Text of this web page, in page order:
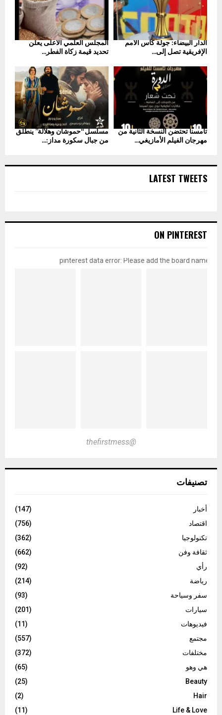
المجلس العلمي الأعلى يعلن
تحديد قيمة زكاة الفطر...
الدار البيضاء: جولة كأس الأمم
الإفريقية تصل إلى...
مسلسل “حموشان وهلالة” ينطلق
من جبال سكورة مداز:...
تامسنا تحتضن النسخة الثانية من
مهرجان الفيلم الأمازيغي...
LATEST TWEETS
ON PINTEREST
pinterest data error: Please add the board name
@thefirstmess
تصنيفات
أخبار
(147)
اقتصاد
(756)
تكنولوجيا
(362)
ثقافة وفن
(662)
رأي
(92)
رياضة
(214)
سفر وسياحة
(93)
سيارات
(201)
فيديوهات
(11)
مجتمع
(557)
مختلفات
(372)
هي وهو
(65)
Beauty
(25)
Hair
(2)
Life & Love
(11)